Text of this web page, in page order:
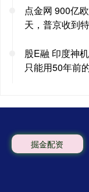
点金网 900亿
天，普京收到
股E融 印度神
只能用50年前
掘金配资